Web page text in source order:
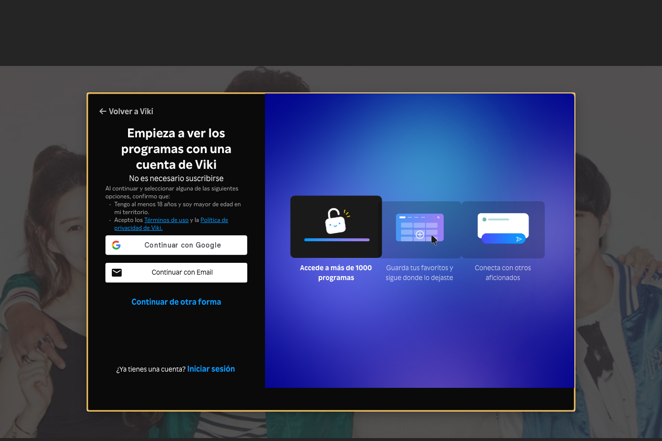
Volver a Viki
Empieza a ver los
programas con una
cuenta de Viki
No es necesario suscribirse
Al continuar y seleccionar alguna de las siguientes
opciones, confirmo que:
Tengo al menos 18 años y soy mayor de edad en
mi territorio.
Acepto losTérminos de usoy la Política de
privacidad de Viki.
Continuar con Email
Continuar de otra forma
¿Ya tienes una cuenta? Iniciar sesión
Accede a más de 1000
programas
Guarda tus favoritos y
sigue donde lo dejaste
Conecta con otros
aficionados